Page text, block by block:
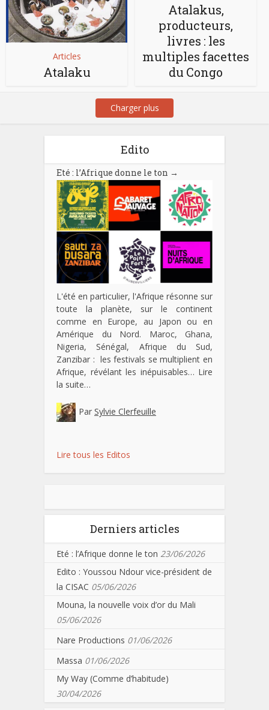
Articles
Atalaku
Atalakus,
producteurs,
livres : les
multiples facettes
du Congo
Charger plus
Edito
Eté : l’Afrique donne le ton →
L'été en particulier, l'Afrique résonne sur
toute la planète, sur le continent
comme en Europe, au Japon ou en
Amérique du Nord. Maroc, Ghana,
Nigeria, Sénégal, Afrique du Sud,
Zanzibar : les festivals se multiplient en
Afrique, révélant les inépuisables… Lire
la suite…
Par Sylvie Clerfeuille
Lire tous les Editos
Derniers articles
Eté : l’Afrique donne le ton 23/06/2026
Edito : Youssou Ndour vice-président de
la CISAC 05/06/2026
Mouna, la nouvelle voix d’or du Mali
05/06/2026
Nare Productions 01/06/2026
Massa 01/06/2026
My Way (Comme d’habitude)
30/04/2026